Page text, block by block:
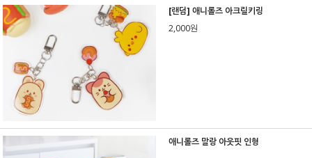
[랜덤] 애니롤즈 아크릴키링
2,000원
애니롤즈 말랑 아웃핏 인형